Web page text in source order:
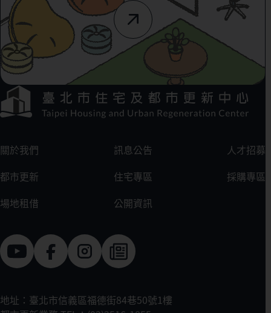
方選單連結區
:::
關於我們 訊息公告
人才招募
都市更新
住宅專區
採購專區
場地租借
公開資訊
地址：臺北市信義區福德街84巷50號1樓